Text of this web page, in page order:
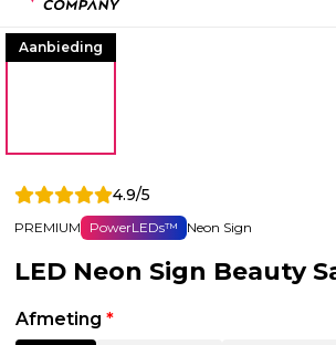
Aanbieding
4.9/5
PREMIUM PowerLEDs™ Neon Sign
LED Neon Sign Beauty
Afmeting *